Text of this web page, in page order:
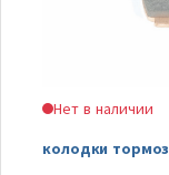
Нет в наличии
колодки